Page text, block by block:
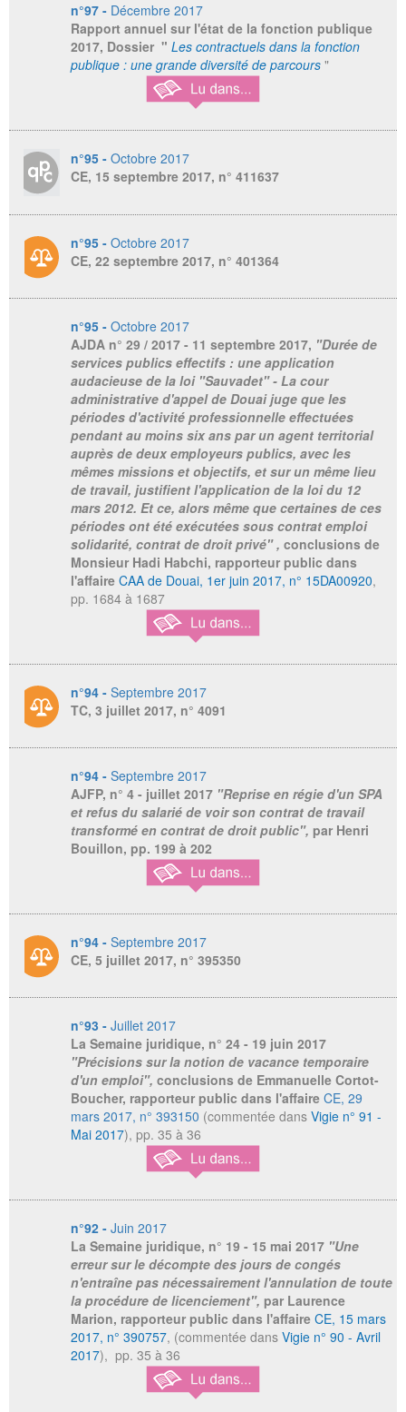
n°97 - Décembre 2017
Rapport annuel sur l'état de la fonction publique
2017, Dossier " Les contractuels dans la fonction
publique : une grande diversité de parcours "
n°95 - Octobre 2017
CE, 15 septembre 2017, n° 411637
n°95 - Octobre 2017
CE, 22 septembre 2017, n° 401364
n°95 - Octobre 2017
AJDA n° 29 / 2017 - 11 septembre 2017, "Durée de
services publics effectifs : une application
audacieuse de la loi "Sauvadet" - La cour
administrative d'appel de Douai juge que les
périodes d'activité professionnelle effectuées
pendant au moins six ans par un agent territorial
auprès de deux employeurs publics, avec les
mêmes missions et objectifs, et sur un même lieu
de travail, justifient l'application de la loi du 12
mars 2012. Et ce, alors même que certaines de ces
périodes ont été exécutées sous contrat emploi
solidarité, contrat de droit privé" , conclusions de
Monsieur Hadi Habchi, rapporteur public dans
l'affaire CAA de Douai, 1er juin 2017, n° 15DA00920,
pp. 1684 à 1687
n°94 - Septembre 2017
TC, 3 juillet 2017, n° 4091
n°94 - Septembre 2017
AJFP, n° 4 - juillet 2017 "Reprise en régie d'un SPA
et refus du salarié de voir son contrat de travail
transformé en contrat de droit public", par Henri
Bouillon, pp. 199 à 202
n°94 - Septembre 2017
CE, 5 juillet 2017, n° 395350
n°93 - Juillet 2017
La Semaine juridique, n° 24 - 19 juin 2017
"Précisions sur la notion de vacance temporaire
d'un emploi", conclusions de Emmanuelle Cortot-
Boucher, rapporteur public dans l'affaire CE, 29
mars 2017, n° 393150 (commentée dans Vigie n° 91 -
Mai 2017), pp. 35 à 36
n°92 - Juin 2017
La Semaine juridique, n° 19 - 15 mai 2017 "Une
erreur sur le décompte des jours de congés
n'entraîne pas nécessairement l'annulation de toute
la procédure de licenciement", par Laurence
Marion, rapporteur public dans l'affaire CE, 15 mars
2017, n° 390757, (commentée dans Vigie n° 90 - Avril
2017), pp. 35 à 36